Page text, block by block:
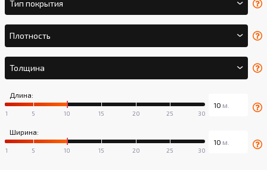
Тип покрытия
Плотность
Толщина
Длина:
Ширина: